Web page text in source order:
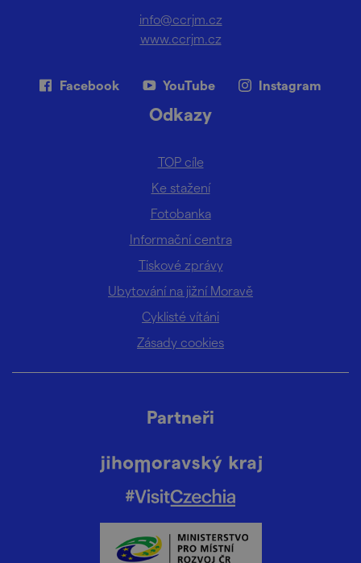
info@ccrjm.cz
www.ccrjm.cz
Facebook YouTube Instagram
Odkazy
TOP cíle
Ke stažení
Fotobanka
Informační centra
Tiskové zprávy
Ubytování na jižní Moravě
Cyklisté vítáni
Zásady cookies
Partneři